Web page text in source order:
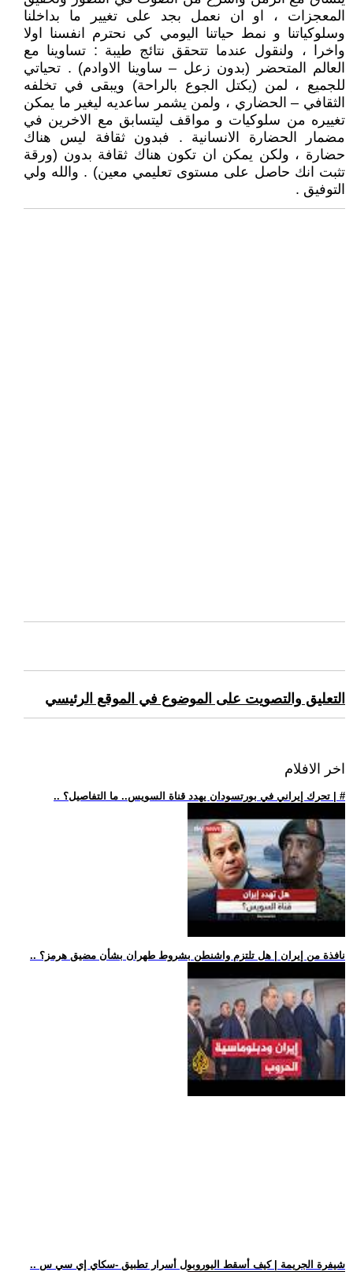
المعجزات ، او ان نعمل بجد على تغيير ما بداخلنا
وسلوكياتنا و نمط حياتنا اليومي كي نحترم انفسنا اولا
واخرا ، ولنقول عندما تتحقق نتائج طيبة : تساوينا مع
العالم المتحضر (بدون زعل – ساوينا الاوادم) . تحياتي
للجميع ، لمن (يكتل الجوع بالراحة) ويبقى في تخلفه
الثقافي – الحضاري ، ولمن يشمر ساعديه ليغير ما يمكن
تغييره من سلوكيات و مواقف ليتسابق مع الاخرين في
مضمار الحضارة الانسانية . فبدون ثقافة ليس هناك
حضارة ، ولكن يمكن ان تكون هناك ثقافة بدون (ورقة
تثبت انك حاصل على مستوى تعليمي معين) . والله ولي
التوفيق .
التعليق والتصويت على الموضوع في الموقع الرئيسي
اخر الافلام
.. تحرك إيراني في بورتسودان يهدد قناة السويس.. ما التفاصيل؟ | #
.. نافذة من إيران | هل تلتزم واشنطن بشروط طهران بشأن مضيق هرمز؟
.. شيفرة الجريمة | كيف أسقط اليوروبول أسرار تطبيق -سكاي إي سي س